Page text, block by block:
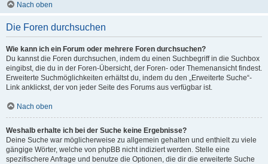
Nach oben
Die Foren durchsuchen
Wie kann ich ein Forum oder mehrere Foren durchsuchen?
Du kannst die Foren durchsuchen, indem du einen Suchbegriff in die Suchbox
eingibst, die du in der Foren-Übersicht, der Foren- oder Themenansicht findest.
Erweiterte Suchmöglichkeiten erhältst du, indem du den „Erweiterte Suche“-
Link anklickst, der von jeder Seite des Forums aus verfügbar ist.
Nach oben
Weshalb erhalte ich bei der Suche keine Ergebnisse?
Deine Suche war möglicherweise zu allgemein gehalten und enthielt zu viele
gängige Wörter, welche von phpBB nicht indiziert werden. Stelle eine
spezifischere Anfrage und benutze die Optionen, die dir die erweiterte Suche